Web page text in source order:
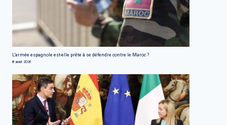
L'armée espagnole est-elle prête à se défendre contre le Maroc ?
8 août 2026